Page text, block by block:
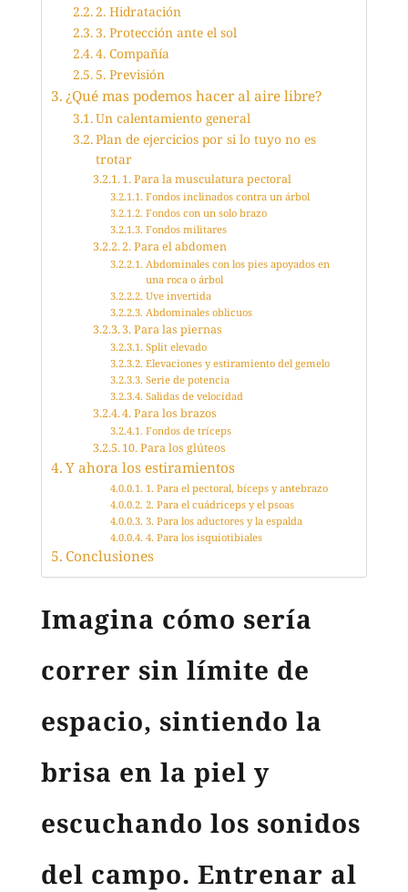
2. Hidratación
3. Protección ante el sol
4. Compañía
5. Previsión
¿Qué mas podemos hacer al aire libre?
Un calentamiento general
Plan de ejercicios por si lo tuyo no es
trotar
1. Para la musculatura pectoral
Fondos inclinados contra un árbol
Fondos con un solo brazo
Fondos militares
2. Para el abdomen
Abdominales con los pies apoyados en
una roca o árbol
Uve invertida
Abdominales oblicuos
3. Para las piernas
Split elevado
Elevaciones y estiramiento del gemelo
Serie de potencia
Salidas de velocidad
4. Para los brazos
Fondos de tríceps
10. Para los glúteos
Y ahora los estiramientos
1. Para el pectoral, bíceps y antebrazo
2. Para el cuádriceps y el psoas
3. Para los aductores y la espalda
4. Para los isquiotibiales
Conclusiones
Imagina cómo sería
correr sin límite de
espacio, sintiendo la
brisa en la piel y
escuchando los sonidos
del campo. Entrenar al